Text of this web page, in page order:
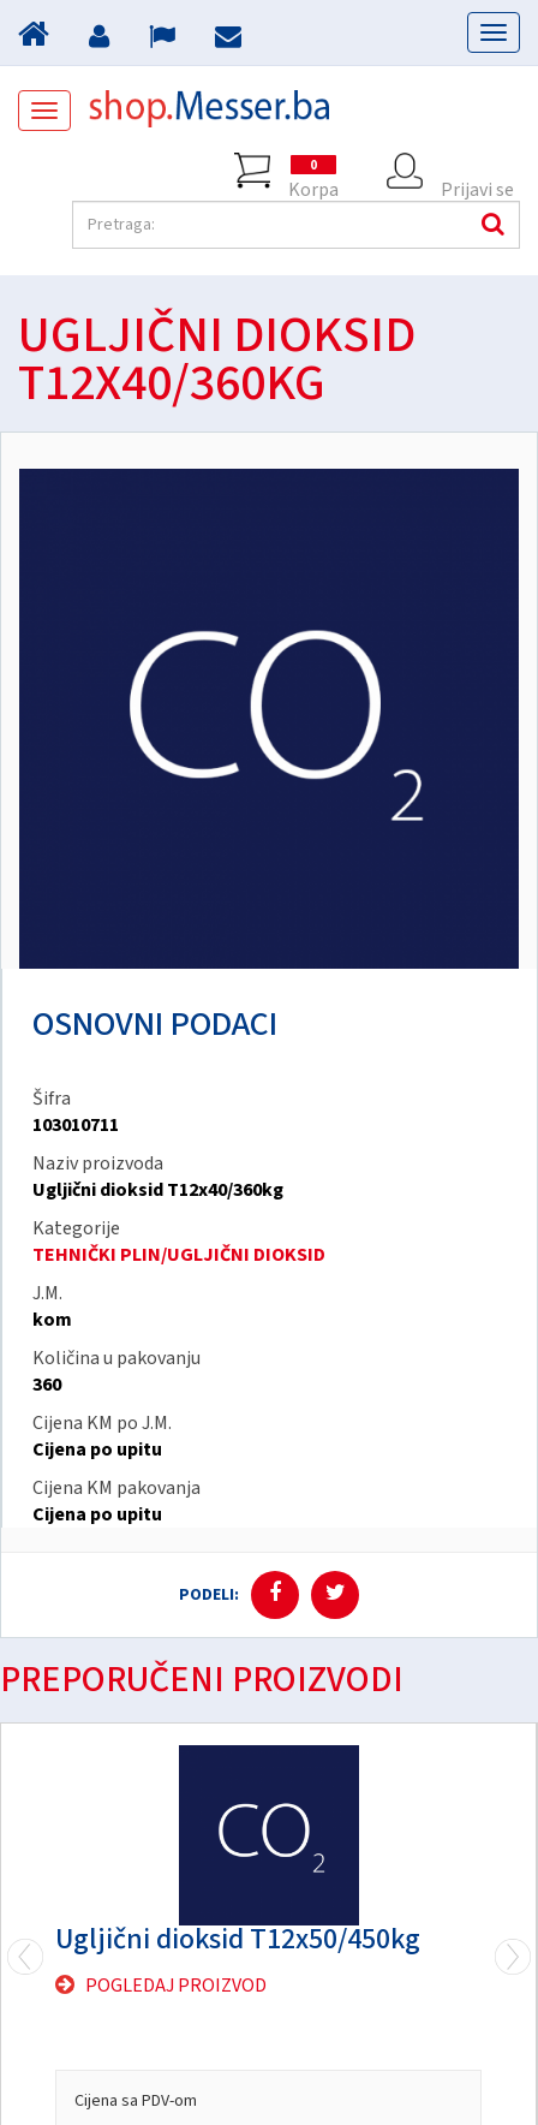
Toggle
navigation
0
Korpa Prijavi se
UGLJIČNI DIOKSID
T12X40/360KG
OSNOVNI PODACI
Šifra
103010711
Naziv proizvoda
Ugljični dioksid T12x40/360kg
Kategorije
TEHNIČKI PLIN/UGLJIČNI DIOKSID
J.M.
kom
Količina u pakovanju
360
Cijena KM po J.M.
Cijena po upitu
Cijena KM pakovanja
Cijena po upitu
PODELI:
PREPORUČENI PROIZVODI
Ugljični dioksid T12x50/450kg
POGLEDAJ PROIZVOD
Cijena sa PDV-om